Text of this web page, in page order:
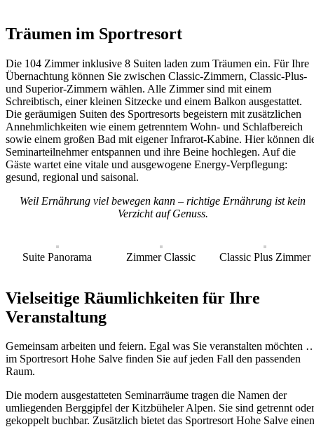
Träumen im Sportresort
Die 104 Zimmer inklusive 8 Suiten laden zum Träumen ein. Für Ihre
Übernachtung können Sie zwischen Classic-Zimmern, Classic-Plus-
und Superior-Zimmern wählen. Alle Zimmer sind mit einem
Schreibtisch, einer kleinen Sitzecke und einem Balkon ausgestattet.
Die geräumigen Suiten des Sportresorts begeistern mit zusätzlichen
Annehmlichkeiten wie einem getrenntem Wohn- und Schlafbereich
sowie einem großen Bad mit eigener Infrarot-Kabine. Hier können
Seminarteilnehmer entspannen und ihre Beine hochlegen. Auf die
Gäste wartet eine vitale und ausgewogene Energy-Verpflegung:
gesund, regional und saisonal.
Weil Ernährung viel bewegen kann – richtige Ernährung ist kein
Verzicht auf Genuss.
Suite Panorama Zimmer Classic Classic Plus Zimmer
Vielseitige Räumlichkeiten für Ihre
Veranstaltung
Gemeinsam arbeiten und feiern. Egal was Sie veranstalten möchten
im Sportresort Hohe Salve finden Sie auf jeden Fall den passenden
Raum.
Die modern ausgestatteten Seminarräume tragen die Namen der
umliegenden Berggipfel der Kitzbüheler Alpen. Sie sind getrennt oder
gekoppelt buchbar. Zusätzlich bietet das Sportresort Hohe Salve einen